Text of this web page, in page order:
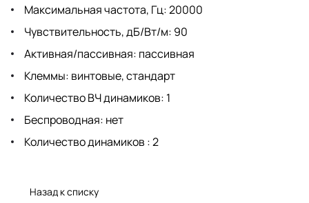
Максимальная частота, Гц: 20000
Чувствительность, дБ/Вт/м: 90
Активная/пассивная: пассивная
Клеммы: винтовые, стандарт
Количество ВЧ динамиков: 1
Беспроводная: нет
Количество динамиков : 2
Назад к списку